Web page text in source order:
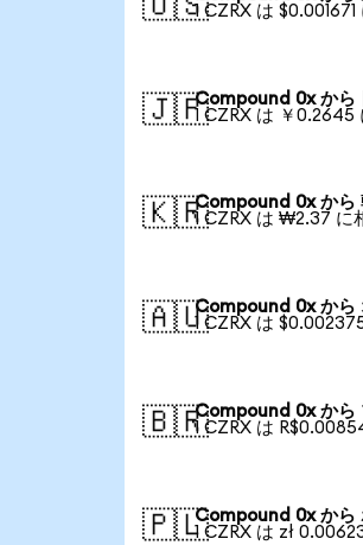
1 CZRX は $0.001671
🇯🇵Compound 0x から
1 CZRX は ￥0.2645
🇰🇷Compound 0x から
1 CZRX は ₩2.37 に
🇦🇺Compound 0x から
1 CZRX は
🇧🇷Compound 0x から
1 CZRX は
🇵🇱Compound 0x から
1 CZRX は zł